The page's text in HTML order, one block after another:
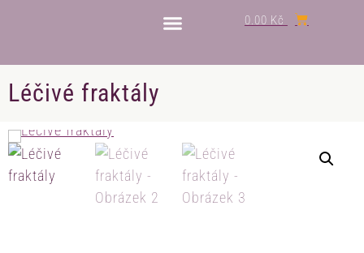
0.00 Kč
Léčivé fraktály